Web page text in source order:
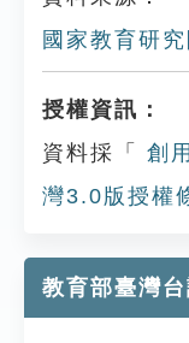
國家教育研
授權資訊：
資料採「
創
灣3.0版授權
教育部臺灣